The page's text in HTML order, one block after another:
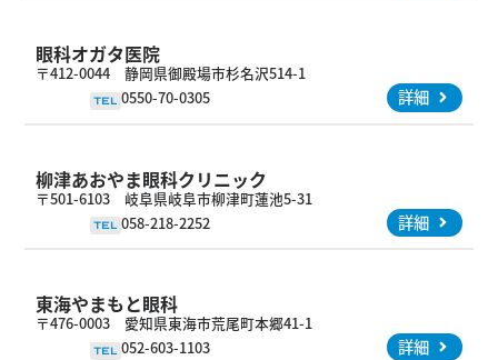
眼科オガタ医院
〒412-0044 静岡県御殿場市杉名沢514-1
TEL 0550-70-0305 詳細
柳津あおやま眼科クリニック
〒501-6103 岐阜県岐阜市柳津町蓮池5-31
TEL 058-218-2252 詳細
東海やまもと眼科
〒476-0003 愛知県東海市荒尾町本郷41-1
TEL 052-603-1103 詳細